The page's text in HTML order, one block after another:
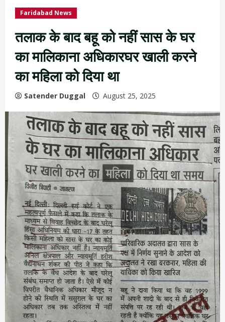
Faridabad News
तलाक के बाद बहू को नहीं सास के घर
का मालिकाना अधिकारघर खाली करने
का महिला को दिया था
Satender Duggal August 25, 2025